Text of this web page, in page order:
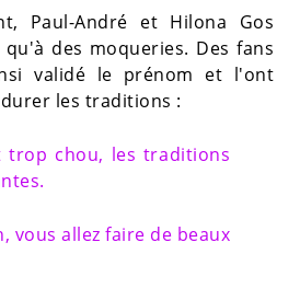
Paul-André et Hilona Gos
des moqueries. Des fans
validé le prénom et l'ont
les traditions :
trop chou, les traditions
vous allez faire de beaux